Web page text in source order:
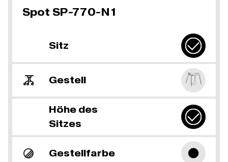
Spot SP-770-N1
Sitz
Gestell
Höhe des
Sitzes
Gestellfarbe